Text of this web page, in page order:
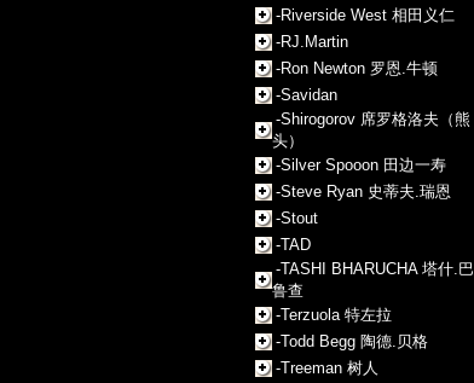
-Riverside West 相田义仁
-RJ.Martin
-Ron Newton 罗恩.牛顿
-Savidan
-Shirogorov 席罗格洛夫（熊
头）
-Silver Spooon 田边一寿
-Steve Ryan 史蒂夫.瑞恩
-Stout
-TAD
-TASHI BHARUCHA 塔什.巴
鲁查
-Terzuola 特左拉
-Todd Begg 陶德.贝格
-Treeman 树人